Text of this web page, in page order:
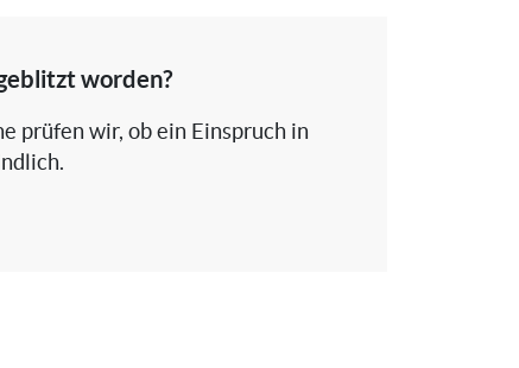
worden?
prüfen wir, ob ein Einspruch in